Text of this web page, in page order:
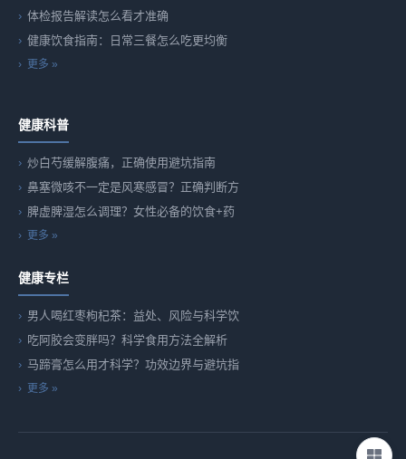
体检报告解读怎么看才准确
健康饮食指南：日常三餐怎么吃更均衡
更多 »
健康科普
炒白芍缓解腹痛，正确使用避坑指南
鼻塞微咳不一定是风寒感冒？正确判断方
脾虚脾湿怎么调理？女性必备的饮食+药
更多 »
健康专栏
男人喝红枣枸杞茶：益处、风险与科学饮
吃阿胶会变胖吗？科学食用方法全解析
马蹄膏怎么用才科学？功效边界与避坑指
更多 »